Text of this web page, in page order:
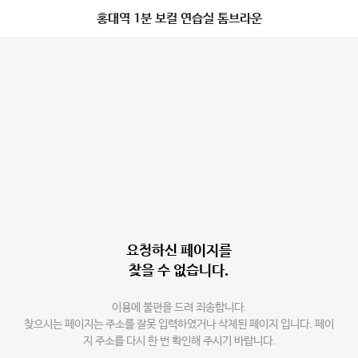
홍대역 1분 보컬 연습실 톰브라운
요청하신 페이지를
찾을 수 없습니다.
이용에 불편을 드려 죄송합니다.
찾으시는 페이지는 주소를 잘못 입력하였거나 삭제된 페이지 입니다. 페이
지 주소를 다시 한 번 확인해 주시기 바랍니다.